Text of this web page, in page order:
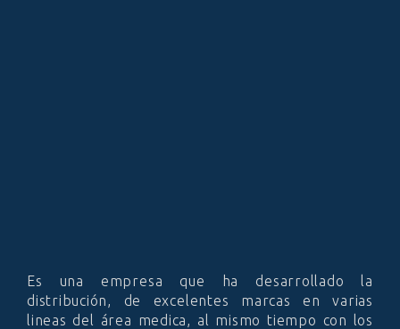
Es una empresa que ha desarrollado la
distribución, de excelentes marcas en varias
lineas del área medica, al mismo tiempo con los